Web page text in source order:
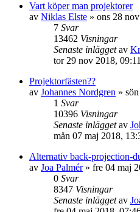
Vart köper man projektorer
av Niklas Elste » ons 28
7 Svar
13462 Visningar
Senaste inläggetav
tor 29 nov 2018, 09:11
Projektorfästen??
av Johannes Nordgren »
1 Svar
10396 Visningar
Senaste inläggetav
mån 07 maj 2018,
Alternativ back-projection-
av Joa Palmér» fre 04 maj
0 Svar
8347 Visningar
Senaste inläggetav